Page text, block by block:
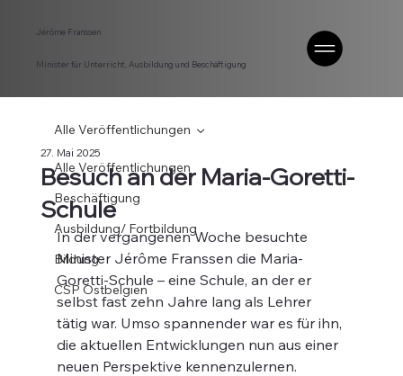
Minister für Unterricht, Ausbildung und Beschäftigung
Jérôme Franssen
Alle Veröffentlichungen
Beschäftigung
Ausbildung/ Fortbildung
Bildung
CSP Ostbelgien
Alle Veröffentlichungen
Besuch an der Maria-Goretti-
Schule
27. Mai 2025
In der vergangenen Woche besuchte
Minister Jérôme Franssen die Maria-
Goretti-Schule – eine Schule, an der er
selbst fast zehn Jahre lang als Lehrer
tätig war. Umso spannender war es für ihn,
die aktuellen Entwicklungen nun aus einer
neuen Perspektive kennenzulernen.